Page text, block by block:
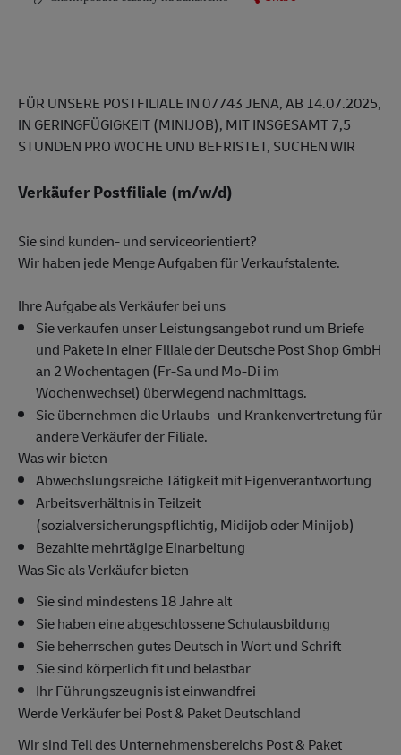
FÜR UNSERE POSTFILIALE IN 07743 JENA, AB 14.07.2025,
IN GERINGFÜGIGKEIT (MINIJOB), MIT INSGESAMT 7,5
STUNDEN PRO WOCHE UND BEFRISTET, SUCHEN WIR
Verkäufer Postfiliale (m/w/d)
Sie sind kunden- und serviceorientiert?
Wir haben jede Menge Aufgaben für Verkaufstalente.
Ihre Aufgabe als Verkäufer bei uns
Sie verkaufen unser Leistungsangebot rund um Briefe
und Pakete in einer Filiale der Deutsche Post Shop GmbH
an 2 Wochentagen (Fr-Sa und Mo-Di im
Wochenwechsel) überwiegend nachmittags.
Sie übernehmen die Urlaubs- und Krankenvertretung für
andere Verkäufer der Filiale.
Was wir bieten
Abwechslungsreiche Tätigkeit mit Eigenverantwortung
Arbeitsverhältnis in Teilzeit
(sozialversicherungspflichtig, Midijob oder Minijob)
Bezahlte mehrtägige Einarbeitung
Was Sie als Verkäufer bieten
Sie sind mindestens 18 Jahre alt
Sie haben eine abgeschlossene Schulausbildung
Sie beherrschen gutes Deutsch in Wort und Schrift
Sie sind körperlich fit und belastbar
Ihr Führungszeugnis ist einwandfrei
Werde Verkäufer bei Post & Paket Deutschland
Wir sind Teil des Unternehmensbereichs Post & Paket